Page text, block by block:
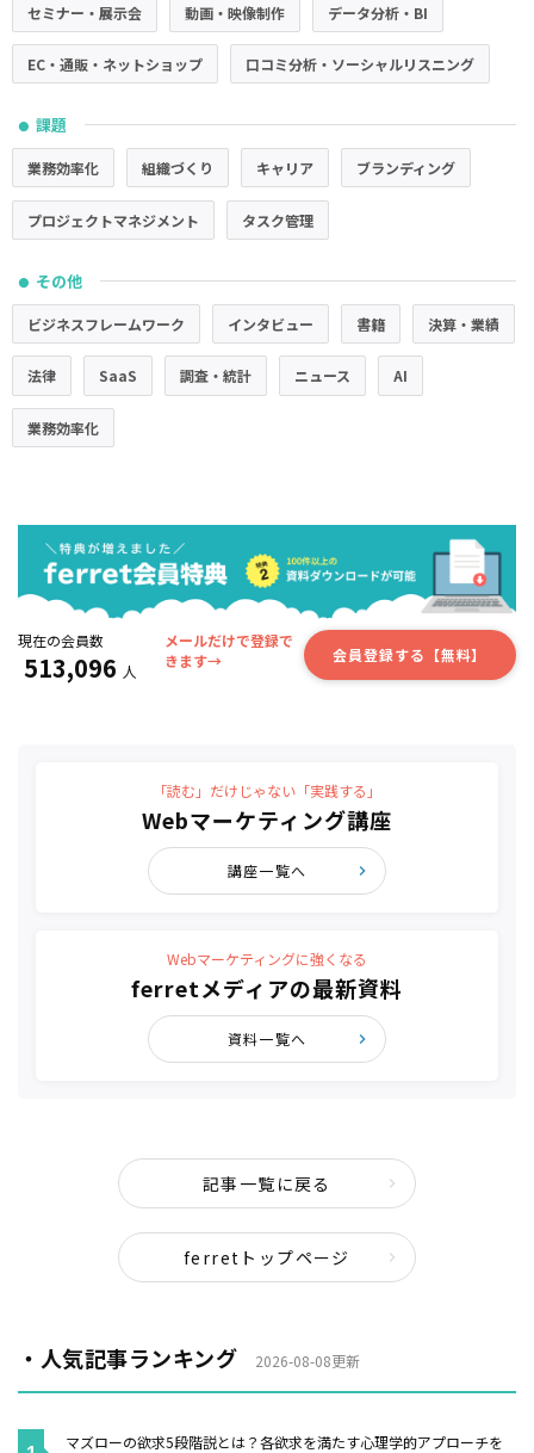
セミナー・展示会 動画・映像制作 データ分析・BI
EC・通販・ネットショップ 口コミ分析・ソーシャルリスニング
● 課題
業務効率化 組織づくり キャリア ブランディング
プロジェクトマネジメント タスク管理
● その他
ビジネスフレームワーク インタビュー 書籍 決算・業績
法律 SaaS 調査・統計 ニュース AI
業務効率化
現在の会員数
513,096 人
メールだけで登録で
きます→
会員登録する【無料】
「読む」だけじゃない「実践する」
Webマーケティング講座
講座一覧へ
Webマーケティングに強くなる
ferretメディアの最新資料
資料一覧へ
記事一覧に戻る
ferretトップページ
・人気記事ランキング 2026-08-08更新
マズローの欲求5段階説とは？各欲求を満たす心理学的アプローチを